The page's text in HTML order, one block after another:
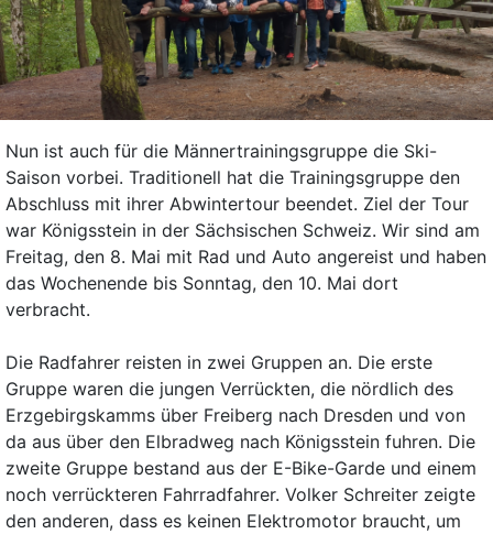
Nun ist auch für die Männertrainingsgruppe die Ski-
Saison vorbei. Traditionell hat die Trainingsgruppe den
Abschluss mit ihrer Abwintertour beendet. Ziel der Tour
war Königsstein in der Sächsischen Schweiz. Wir sind am
Freitag, den 8. Mai mit Rad und Auto angereist und haben
das Wochenende bis Sonntag, den 10. Mai dort
verbracht.
Die Radfahrer reisten in zwei Gruppen an. Die erste
Gruppe waren die jungen Verrückten, die nördlich des
Erzgebirgskamms über Freiberg nach Dresden und von
da aus über den Elbradweg nach Königsstein fuhren. Die
zweite Gruppe bestand aus der E-Bike-Garde und einem
noch verrückteren Fahrradfahrer. Volker Schreiter zeigte
den anderen, dass es keinen Elektromotor braucht, um